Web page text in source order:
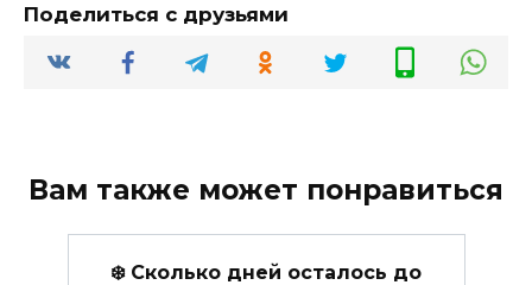
Поделиться с друзьями
Вам также может понравиться
❄️ Сколько дней осталось до